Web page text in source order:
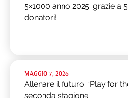
5×1000 anno 2025: grazie a
donatori!
MAGGIO 7, 2026
Allenare il futuro: “Play for
seconda stagione